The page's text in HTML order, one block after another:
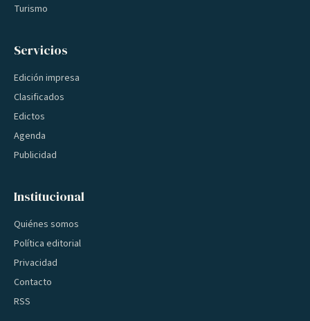
Turismo
Servicios
Edición impresa
Clasificados
Edictos
Agenda
Publicidad
Institucional
Quiénes somos
Política editorial
Privacidad
Contacto
RSS